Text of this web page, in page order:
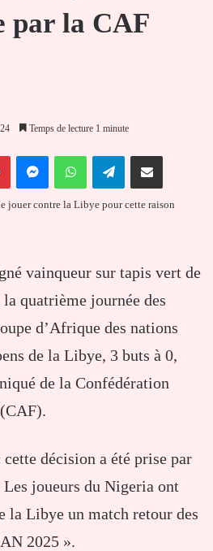
par la CAF
Temps de lecture 1 minute
PinterestMessengerWhatsAppTelegramPartager par email
vainqueur sur tapis vert de
quatrième journée des
d’Afrique des nations
de la Libye, 3 buts à 0,
de la Confédération
décision a été prise par
joueurs du Nigeria ont
la Libye un match retour des
2025 ».